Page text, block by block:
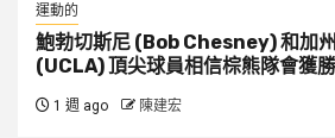
運動的
鮑勃切斯尼 (Bob Chesney) 和加
(UCLA) 頂尖球員相信棕熊隊會獲勝
1 週 ago 陳建宏